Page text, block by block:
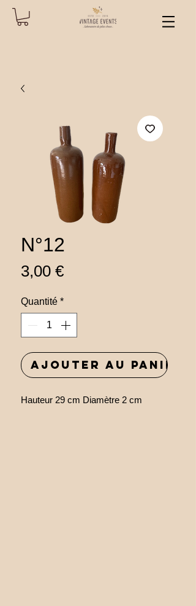
N°12
3,00 €Prix
Quantité *
Ajouter au panier
Hauteur 29 cm Diamètre 2 cm